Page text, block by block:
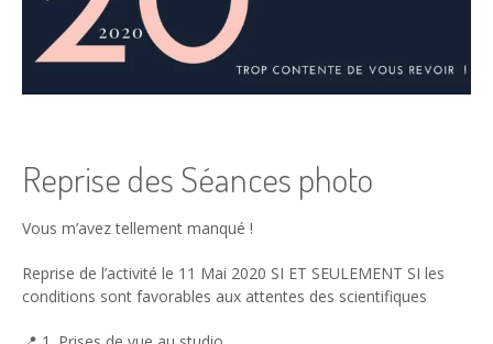
Reprise des Séances photo
Vous m’avez tellement manqué !
Reprise de l’activité le 11 Mai 2020 SI ET SEULEMENT SI les
conditions sont favorables aux attentes des scientifiques